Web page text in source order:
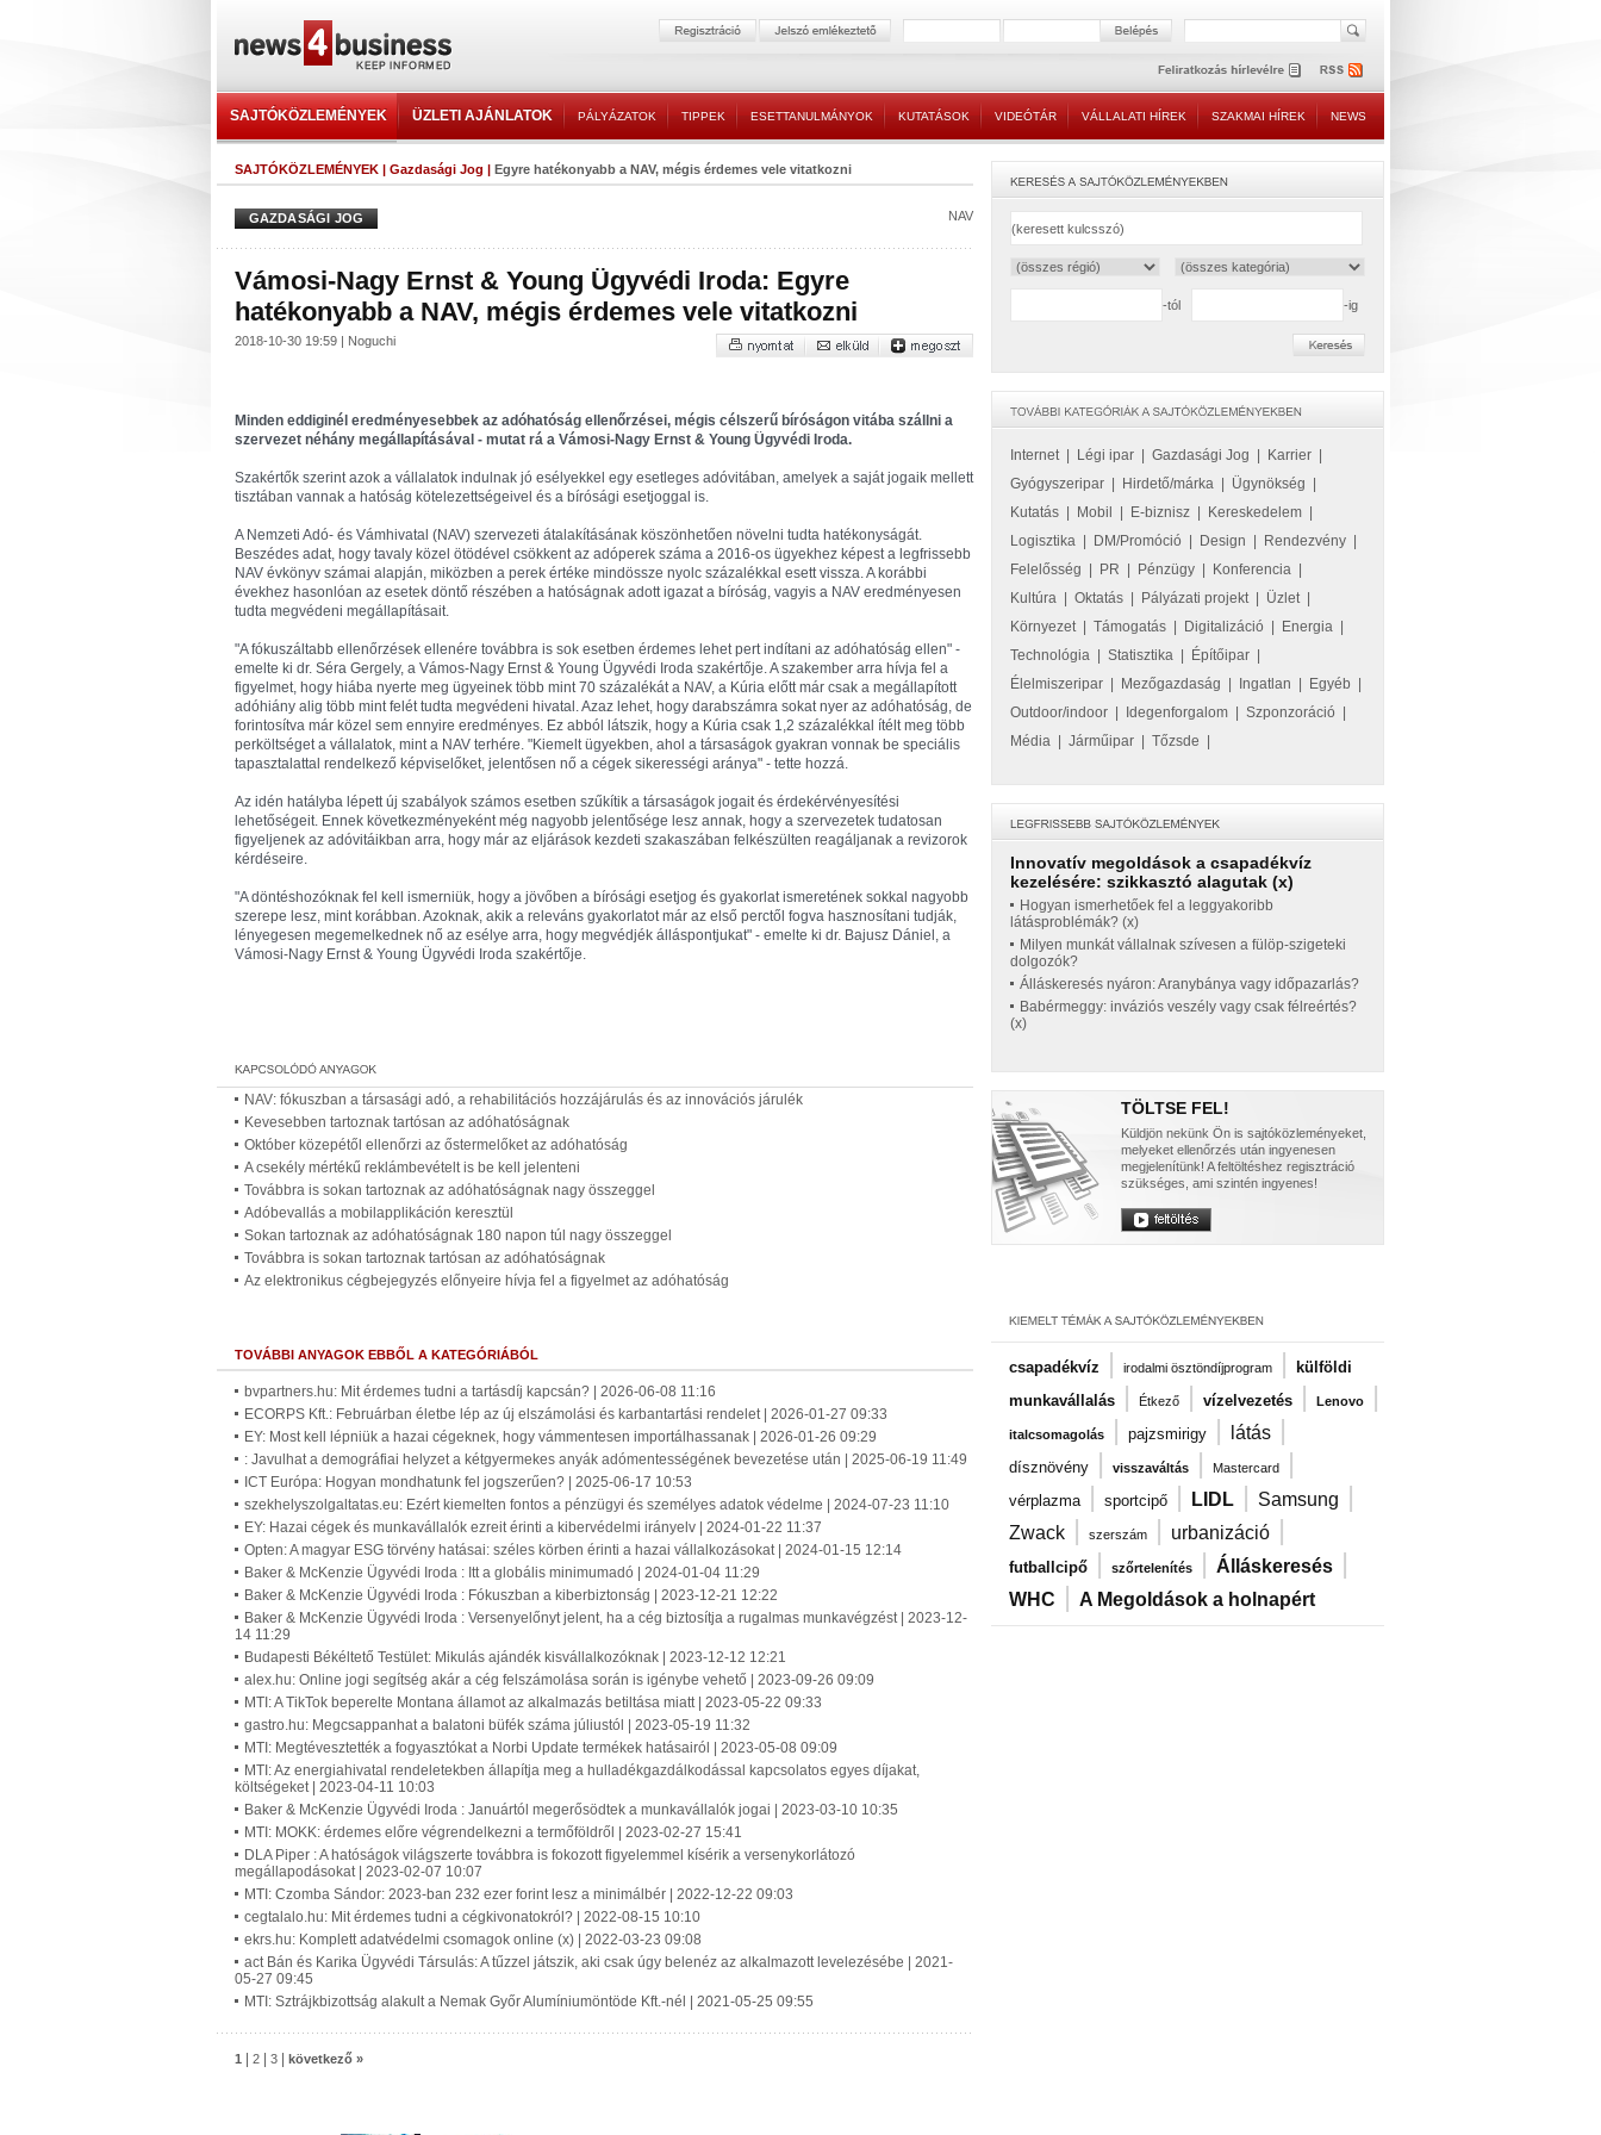
SAJTÓKÖZLEMÉNYEK ÜZLETI AJÁNLATOK PÁLYÁZATOK TIPPEK ESETTANULMÁNYOK KUTATÁSOK VIDEÓTÁR VÁLLALATI HÍREK SZAKMAI HÍREK NEWS
SAJTÓKÖZLEMÉNYEK | Gazdasági Jog | Egyre hatékonyabb a NAV, mégis érdemes vele vitatkozni
GAZDASÁGI JOG NAV
Vámosi-Nagy Ernst & Young Ügyvédi Iroda: Egyre
hatékonyabb a NAV, mégis érdemes vele vitatkozni
2018-10-30 19:59 | Noguchi
Minden eddiginél eredményesebbek az adóhatóság ellenőrzései, mégis célszerű bíróságon vitába szállni a
szervezet néhány megállapításával - mutat rá a Vámosi-Nagy Ernst & Young Ügyvédi Iroda.
Szakértők szerint azok a vállalatok indulnak jó esélyekkel egy esetleges adóvitában, amelyek a saját jogaik mellett
tisztában vannak a hatóság kötelezettségeivel és a bírósági esetjoggal is.
A Nemzeti Adó- és Vámhivatal (NAV) szervezeti átalakításának köszönhetően növelni tudta hatékonyságát.
Beszédes adat, hogy tavaly közel ötödével csökkent az adóperek száma a 2016-os ügyekhez képest a legfrissebb
NAV évkönyv számai alapján, miközben a perek értéke mindössze nyolc százalékkal esett vissza. A korábbi
évekhez hasonlóan az esetek döntő részében a hatóságnak adott igazat a bíróság, vagyis a NAV eredményesen
tudta megvédeni megállapításait.
"A fókuszáltabb ellenőrzések ellenére továbbra is sok esetben érdemes lehet pert indítani az adóhatóság ellen" -
emelte ki dr. Séra Gergely, a Vámos-Nagy Ernst & Young Ügyvédi Iroda szakértője. A szakember arra hívja fel a
figyelmet, hogy hiába nyerte meg ügyeinek több mint 70 százalékát a NAV, a Kúria előtt már csak a megállapított
adóhiány alig több mint felét tudta megvédeni hivatal. Azaz lehet, hogy darabszámra sokat nyer az adóhatóság, de
forintosítva már közel sem ennyire eredményes. Ez abból látszik, hogy a Kúria csak 1,2 százalékkal ítélt meg több
perköltséget a vállalatok, mint a NAV terhére. "Kiemelt ügyekben, ahol a társaságok gyakran vonnak be speciális
tapasztalattal rendelkező képviselőket, jelentősen nő a cégek sikerességi aránya" - tette hozzá.
Az idén hatályba lépett új szabályok számos esetben szűkítik a társaságok jogait és érdekérvényesítési
lehetőségeit. Ennek következményeként még nagyobb jelentősége lesz annak, hogy a szervezetek tudatosan
figyeljenek az adóvitáikban arra, hogy már az eljárások kezdeti szakaszában felkészülten reagáljanak a revizorok
kérdéseire.
"A döntéshozóknak fel kell ismerniük, hogy a jövőben a bírósági esetjog és gyakorlat ismeretének sokkal nagyobb
szerepe lesz, mint korábban. Azoknak, akik a releváns gyakorlatot már az első perctől fogva hasznosítani tudják,
lényegesen megemelkednek nő az esélye arra, hogy megvédjék álláspontjukat" - emelte ki dr. Bajusz Dániel, a
Vámosi-Nagy Ernst & Young Ügyvédi Iroda szakértője.
NAV: fókuszban a társasági adó, a rehabilitációs hozzájárulás és az innovációs járulék
Kevesebben tartoznak tartósan az adóhatóságnak
Október közepétől ellenőrzi az őstermelőket az adóhatóság
A csekély mértékű reklámbevételt is be kell jelenteni
Továbbra is sokan tartoznak az adóhatóságnak nagy összeggel
Adóbevallás a mobilapplikáción keresztül
Sokan tartoznak az adóhatóságnak 180 napon túl nagy összeggel
Továbbra is sokan tartoznak tartósan az adóhatóságnak
Az elektronikus cégbejegyzés előnyeire hívja fel a figyelmet az adóhatóság
TOVÁBBI ANYAGOK EBBŐL A KATEGÓRIÁBÓL
bvpartners.hu: Mit érdemes tudni a tartásdíj kapcsán? | 2026-06-08 11:16
ECORPS Kft.: Februárban életbe lép az új elszámolási és karbantartási rendelet | 2026-01-27 09:33
EY: Most kell lépniük a hazai cégeknek, hogy vámmentesen importálhassanak | 2026-01-26 09:29
: Javulhat a demográfiai helyzet a kétgyermekes anyák adómentességének bevezetése után | 2025-06-19 11:49
ICT Európa: Hogyan mondhatunk fel jogszerűen? | 2025-06-17 10:53
szekhelyszolgaltatas.eu: Ezért kiemelten fontos a pénzügyi és személyes adatok védelme | 2024-07-23 11:10
EY: Hazai cégek és munkavállalók ezreit érinti a kibervédelmi irányelv | 2024-01-22 11:37
Opten: A magyar ESG törvény hatásai: széles körben érinti a hazai vállalkozásokat | 2024-01-15 12:14
Baker & McKenzie Ügyvédi Iroda : Itt a globális minimumadó | 2024-01-04 11:29
Baker & McKenzie Ügyvédi Iroda : Fókuszban a kiberbiztonság | 2023-12-21 12:22
Baker & McKenzie Ügyvédi Iroda : Versenyelőnyt jelent, ha a cég biztosítja a rugalmas munkavégzést | 2023-12-
14 11:29
Budapesti Békéltető Testület: Mikulás ajándék kisvállalkozóknak | 2023-12-12 12:21
alex.hu: Online jogi segítség akár a cég felszámolása során is igénybe vehető | 2023-09-26 09:09
MTI: A TikTok beperelte Montana államot az alkalmazás betiltása miatt | 2023-05-22 09:33
gastro.hu: Megcsappanhat a balatoni büfék száma júliustól | 2023-05-19 11:32
MTI: Megtévesztették a fogyasztókat a Norbi Update termékek hatásairól | 2023-05-08 09:09
MTI: Az energiahivatal rendeletekben állapítja meg a hulladékgazdálkodással kapcsolatos egyes díjakat,
költségeket | 2023-04-11 10:03
Baker & McKenzie Ügyvédi Iroda : Januártól megerősödtek a munkavállalók jogai | 2023-03-10 10:35
MTI: MOKK: érdemes előre végrendelkezni a termőföldről | 2023-02-27 15:41
DLA Piper : A hatóságok világszerte továbbra is fokozott figyelemmel kísérik a versenykorlátozó
megállapodásokat | 2023-02-07 10:07
MTI: Czomba Sándor: 2023-ban 232 ezer forint lesz a minimálbér | 2022-12-22 09:03
cegtalalo.hu: Mit érdemes tudni a cégkivonatokról? | 2022-08-15 10:10
ekrs.hu: Komplett adatvédelmi csomagok online (x) | 2022-03-23 09:08
act Bán és Karika Ügyvédi Társulás: A tűzzel játszik, aki csak úgy belenéz az alkalmazott levelezésébe | 2021-
05-27 09:45
MTI: Sztrájkbizottság alakult a Nemak Győr Alumíniumöntöde Kft.-nél | 2021-05-25 09:55
1 2 3 következő »
-tól -ig
Internet| Légi ipar Gazdasági Jog Karrier
Gyógyszeripar
Hirdető/márka Ügynökség
Kutatás
Mobil E-biznisz Kereskedelem
Logisztika
DM/Promóció Design Rendezvény
Felelősség
PR Pénzügy Konferencia
Kultúra
Oktatás Pályázati projekt| Üzlet|
Környezet| Támogatás Digitalizáció Energia
Technológia
Statisztika Építőipar
Élelmiszeripar
Mezőgazdaság Ingatlan Egyéb
Outdoor/indoor
Idegenforgalom Szponzoráció
Média
Járműipar Tőzsde
Innovatív megoldások a csapadékvíz
kezelésére: szikkasztó alagutak (x)
Hogyan ismerhetőek fel a leggyakoribb
látásproblémák? (x)
Milyen munkát vállalnak szívesen a fülöp-szigeteki
dolgozók?
Álláskeresés nyáron: Aranybánya vagy időpazarlás?
Babérmeggy: inváziós veszély vagy csak félreértés?
(x)
TÖLTSE FEL!
Küldjön nekünk Ön is sajtóközleményeket,
melyeket ellenőrzés után ingyenesen
megjelenítünk! A feltöltéshez regisztráció
szükséges, ami szintén ingyenes!
csapadékvíz | irodalmi ösztöndíjprogram |
külföldi
munkavállalás | Étkező | vízelvezetés | Lenovo |
italcsomagolás | pajzsmirigy | látás |
dísznövény | visszaváltás | Mastercard |
vérplazma | sportcipő | LIDL | Samsung |
Zwack | szerszám | urbanizáció |
futballcipő | szőrtelenítés | Álláskeresés |
WHC | A Megoldások a holnapért